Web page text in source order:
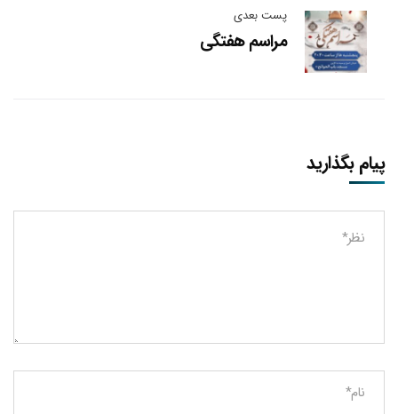
پست بعدی
مراسم هفتگی
پیام بگذارید